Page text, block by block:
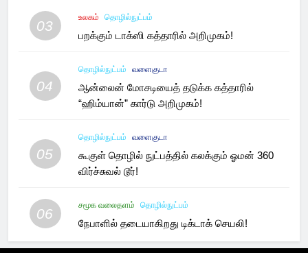
03
உலகம் தொழில்நுட்பம்
பறக்கும் டாக்ஸி கத்தாரில் அறிமுகம்!
04
தொழில்நுட்பம் வளைகுடா
ஆன்லைன் மோசடியைத் தடுக்க கத்தாரில்
“ஹிம்யான்” கார்டு அறிமுகம்!
05
தொழில்நுட்பம் வளைகுடா
கூகுள் தொழில் நுட்பத்தில் கலக்கும் ஓமன் 360
விர்ச்சுவல் டூர்!
06
சமூக வலைதளம் தொழில்நுட்பம்
நேபாளில் தடையாகிறது டிக்டாக் செயலி!